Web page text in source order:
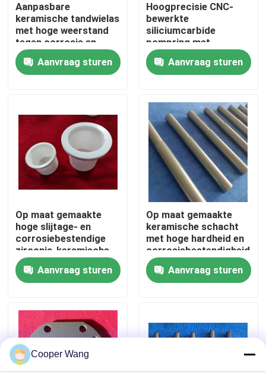
Huis
Producten
Over ons
Fabrieksreis
Kwaliteitscontrole
Neem contact met ons op
Ceramische Kogellagers
608 Ceramische Lagers
Aanpasbare
keramische tandwielas
met hoge weerstand
tegen corrosie en
slijtage voor
tandwielpompen
Aanvraag sturen
Hoogprecisie CNC-
bewerkte
siliciumcarbide
pompring met
corrosiebestendigheid
en thermische
stabiliteit voor
Aanvraag sturen
Op maat gemaakte
hoge slijtage- en
corrosiebestendige
zirconia-keramische
opslagschel voor
toepassingen bij hoge
temperaturen
Aanvraag sturen
Op maat gemaakte
keramische schacht
met hoge hardheid en
corrosiebestendigheid
voor pompen
Aanvraag sturen
Cooper Wang